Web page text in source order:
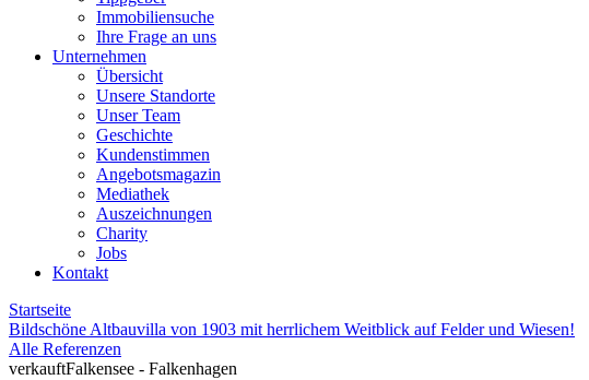
Immobiliensuche
Ihre Frage an uns
Unternehmen
Übersicht
Unsere Standorte
Unser Team
Geschichte
Kundenstimmen
Angebotsmagazin
Mediathek
Auszeichnungen
Charity
Jobs
Kontakt
Startseite
Bildschöne Altbauvilla von 1903 mit herrlichem Weitblick auf Felder und Wiesen!
Alle Referenzen
verkauftFalkensee - Falkenhagen